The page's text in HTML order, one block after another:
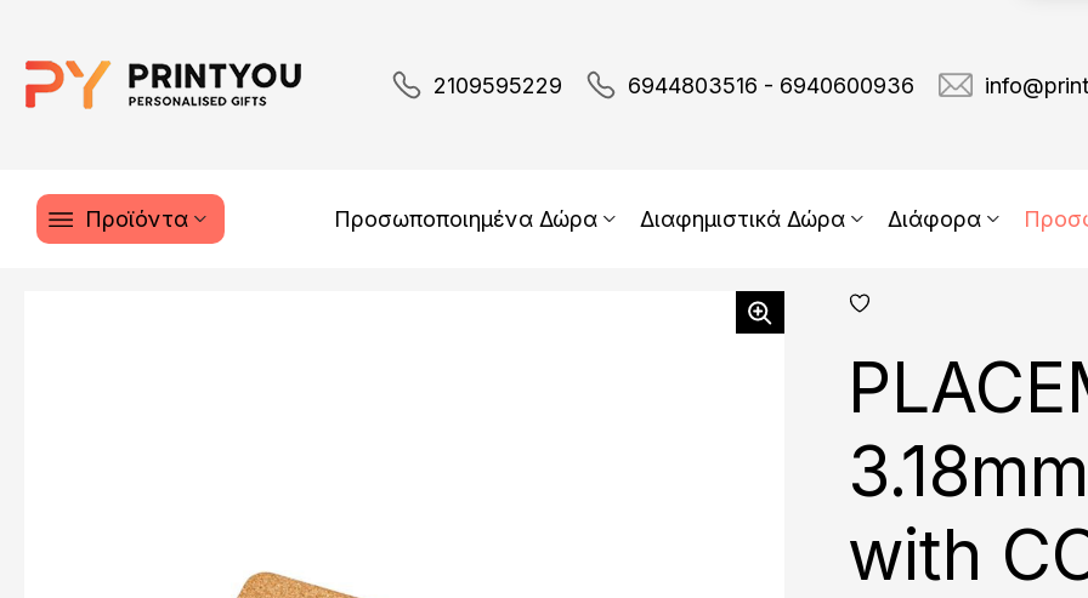
2109595229 6944803516 - 6940600936
Προϊόντα Προσωποποιημένα Δώρα Διαφημιστικά Δώρα Διάφορα
with